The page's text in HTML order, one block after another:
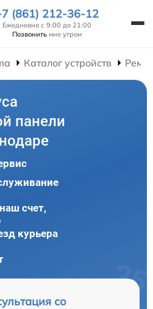
(861) 212-36-12
Ежедневно с 9:00 до 21:00
Позвонить мне утром
Каталог устройств
панели
счет,
курьера
со